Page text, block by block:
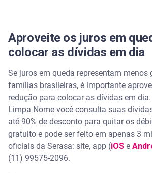
Aproveite os juros em
colocar as dívidas em dia
Se juros em queda representam menos
famílias brasileiras, é importante
redução para colocar as dívidas em
Limpa Nome você consulta suas
até 90% de desconto para quitar os
gratuito e pode ser feito em apenas 3
oficiais da Serasa: site, app (iOS e
(11) 99575-2096.